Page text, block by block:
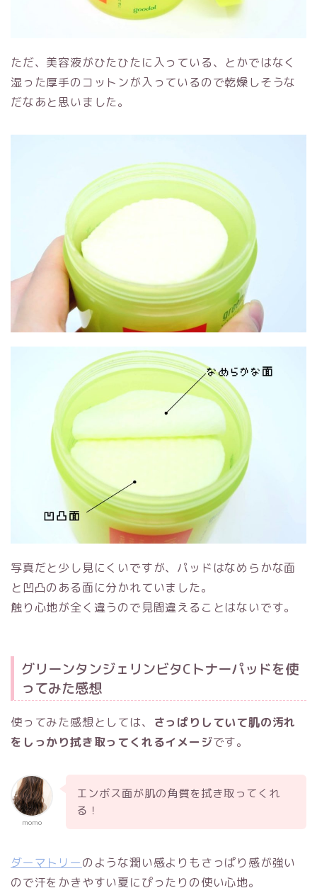
ただ、美容液がひたひたに入っている、とかではなく
湿った厚手のコットンが入っているので乾燥しそうな
だなあと思いました。
写真だと少し見にくいですが、パッドはなめらかな面
と凹凸のある面に分かれていました。
触り心地が全く違うので見間違えることはないです。
グリーンタンジェリンビタCトナーパッドを使
ってみた感想
使ってみた感想としては、
さっぱりしていて肌の汚れ
をしっかり拭き取ってくれるイメージです。
momo
エンボス面が肌の角質を拭き取ってくれ
る！
ダーマトリーのような潤い感よりもさっぱり感が強い
ので汗をかきやすい夏にぴったりの使い心地。